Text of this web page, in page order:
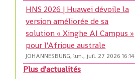
HNS 2026 | Huawei dévoile la
version améliorée de sa
solution « Xinghe AI Campus »
pour l'Afrique australe
JOHANNESBURG, lun., juil. 27 2026 16:14
Plus d'actualités